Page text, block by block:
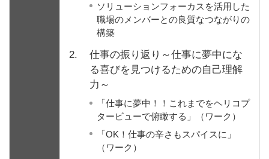
ソリューションフォーカスを活用した
職場のメンバーとの良質なつながりの
構築
2.
仕事の振り返り～仕事に夢中にな
る喜びを見つけるための自己理解
力～
「仕事に夢中！！これまでをヘリコプ
タービューで俯瞰する」（ワーク）
「OK！仕事の辛さもスパイスに」
（ワーク）